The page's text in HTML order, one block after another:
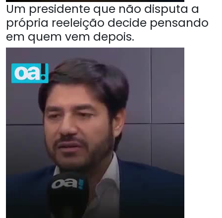
Um presidente que não disputa a
própria reeleição decide pensando
em quem vem depois.